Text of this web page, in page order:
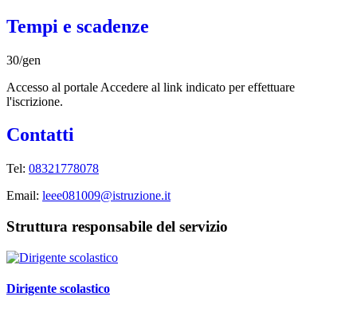
Tempi e scadenze
30/gen
Accesso al portale Accedere al link indicato per effettuare
l'iscrizione.
Contatti
Tel: 08321778078
Email: leee081009@istruzione.it
Struttura responsabile del servizio
Dirigente scolastico